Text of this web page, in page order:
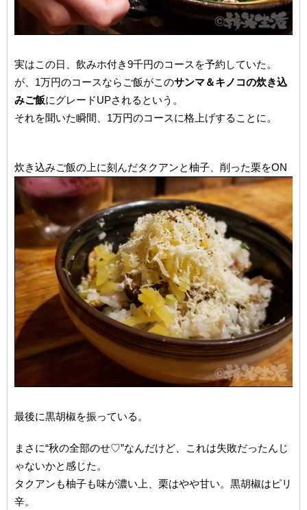
実はこの日、飲みホ付き9千円のコースを予約していた。
が、1万円のコースならご飯がこのサンマ＆キノコの炊き込
みご飯にグレードUPされるという。
それを聞いた瞬間、1万円のコースに格上げすることに。
炊き込みご飯の上に刻んだタクアンと柚子、削った栗をON
最後に黒胡椒を振っている。
まさに“秋の全部のせ♡”なんだけど、これは失敗だったんじ
ゃないかと感じた。
タクアンも柚子も味が濃い上、栗はやや甘い。黒胡椒はピリ
辛。